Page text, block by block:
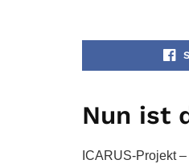
Nun ist
ICARUS-Projekt